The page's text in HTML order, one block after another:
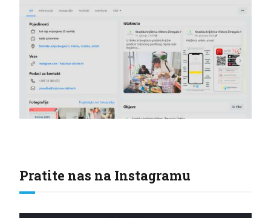
Pratite nas na Instagramu